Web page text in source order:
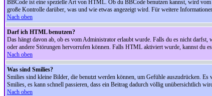
BBCode ist eine spezielle Art von HTML. Ob du BBCode benutzen kannst, wird
große Kontrolle darüber, was und wie etwas angezeigt wird. Für weitere
Nach oben
Darf ich HTML benutzen?
Das hängt davon ab, ob es vom Administrator erlaubt wurde. Falls du es nicht
oder andere Störungen hervorrufen können. Falls HTML aktiviert wurde, kannst du
Nach oben
Was sind Smilies?
Smilies sind kleine Bilder, die benutzt werden können, um Gefühle auszudrücken.
Smilies, es kann schnell passieren, dass ein Beitrag dadurch völlig unübersichtlich
Nach oben